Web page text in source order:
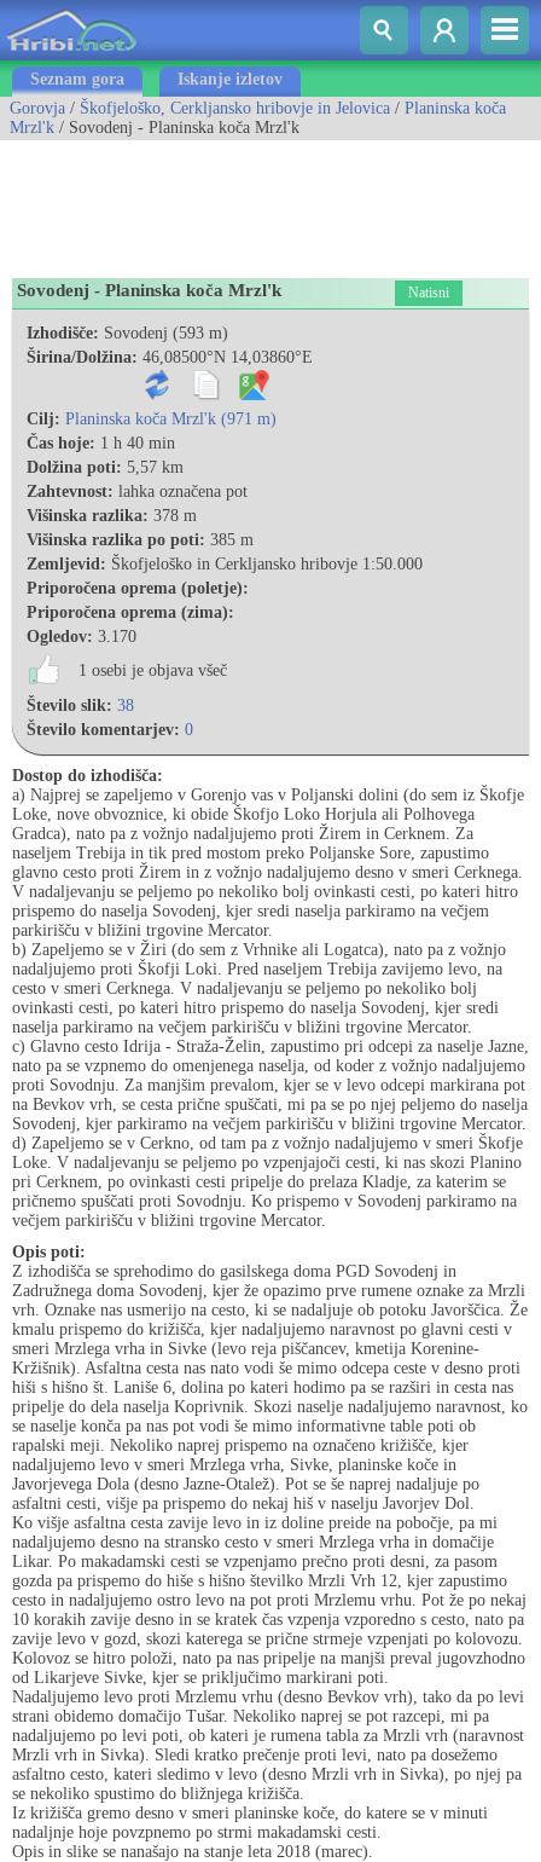
Seznam gora
Iskanje izletov
Gorovja / Škofjeloško, Cerkljansko hribovje in Jelovica / Planinska koča
Mrzl'k / Sovodenj - Planinska koča Mrzl'k
Sovodenj - Planinska koča Mrzl'k Natisni
Izhodišče: Sovodenj (593 m)
Širina/Dolžina: 46,08500°N 14,03860°E
Cilj: Planinska koča Mrzl'k (971 m)
Čas hoje: 1 h 40 min
Dolžina poti: 5,57 km
Zahtevnost: lahka označena pot
Višinska razlika: 378 m
Višinska razlika po poti: 385 m
Zemljevid: Škofjeloško in Cerkljansko hribovje 1:50.000
Priporočena oprema (poletje):
Priporočena oprema (zima):
Ogledov: 3.170
1 osebi je objava všeč
Število slik: 38
Število komentarjev: 0
Dostop do izhodišča:
a) Najprej se zapeljemo v Gorenjo vas v Poljanski dolini (do sem iz Škofje
Loke, nove obvoznice, ki obide Škofjo Loko Horjula ali Polhovega
Gradca), nato pa z vožnjo nadaljujemo proti Žirem in Cerknem. Za
naseljem Trebija in tik pred mostom preko Poljanske Sore, zapustimo
glavno cesto proti Žirem in z vožnjo nadaljujemo desno v smeri Cerknega.
V nadaljevanju se peljemo po nekoliko bolj ovinkasti cesti, po kateri hitro
prispemo do naselja Sovodenj, kjer sredi naselja parkiramo na večjem
parkirišču v bližini trgovine Mercator.
b) Zapeljemo se v Žiri (do sem z Vrhnike ali Logatca), nato pa z vožnjo
nadaljujemo proti Škofji Loki. Pred naseljem Trebija zavijemo levo, na
cesto v smeri Cerknega. V nadaljevanju se peljemo po nekoliko bolj
ovinkasti cesti, po kateri hitro prispemo do naselja Sovodenj, kjer sredi
naselja parkiramo na večjem parkirišču v bližini trgovine Mercator.
c) Glavno cesto Idrija - Straža-Želin, zapustimo pri odcepi za naselje Jazne,
nato pa se vzpnemo do omenjenega naselja, od koder z vožnjo nadaljujemo
proti Sovodnju. Za manjšim prevalom, kjer se v levo odcepi markirana pot
na Bevkov vrh, se cesta prične spuščati, mi pa se po njej peljemo do naselja
Sovodenj, kjer parkiramo na večjem parkirišču v bližini trgovine Mercator.
d) Zapeljemo se v Cerkno, od tam pa z vožnjo nadaljujemo v smeri Škofje
Loke. V nadaljevanju se peljemo po vzpenjajoči cesti, ki nas skozi Planino
pri Cerknem, po ovinkasti cesti pripelje do prelaza Kladje, za katerim se
pričnemo spuščati proti Sovodnju. Ko prispemo v Sovodenj parkiramo na
večjem parkirišču v bližini trgovine Mercator.
Opis poti:
Z izhodišča se sprehodimo do gasilskega doma PGD Sovodenj in
Zadružnega doma Sovodenj, kjer že opazimo prve rumene oznake za Mrzli
vrh. Oznake nas usmerijo na cesto, ki se nadaljuje ob potoku Javorščica. Že
kmalu prispemo do križišča, kjer nadaljujemo naravnost po glavni cesti v
smeri Mrzlega vrha in Sivke (levo reja piščancev, kmetija Korenine-
Kržišnik). Asfaltna cesta nas nato vodi še mimo odcepa ceste v desno proti
hiši s hišno št. Laniše 6, dolina po kateri hodimo pa se razširi in cesta nas
pripelje do dela naselja Koprivnik. Skozi naselje nadaljujemo naravnost, ko
se naselje konča pa nas pot vodi še mimo informativne table poti ob
rapalski meji. Nekoliko naprej prispemo na označeno križišče, kjer
nadaljujemo levo v smeri Mrzlega vrha, Sivke, planinske koče in
Javorjevega Dola (desno Jazne-Otalež). Pot se še naprej nadaljuje po
asfaltni cesti, višje pa prispemo do nekaj hiš v naselju Javorjev Dol.
Ko višje asfaltna cesta zavije levo in iz doline preide na pobočje, pa mi
nadaljujemo desno na stransko cesto v smeri Mrzlega vrha in domačije
Likar. Po makadamski cesti se vzpenjamo prečno proti desni, za pasom
gozda pa prispemo do hiše s hišno številko Mrzli Vrh 12, kjer zapustimo
cesto in nadaljujemo ostro levo na pot proti Mrzlemu vrhu. Pot že po nekaj
10 korakih zavije desno in se kratek čas vzpenja vzporedno s cesto, nato pa
zavije levo v gozd, skozi katerega se prične strmeje vzpenjati po kolovozu.
Kolovoz se hitro položi, nato pa nas pripelje na manjši preval jugovzhodno
od Likarjeve Sivke, kjer se priključimo markirani poti.
Nadaljujemo levo proti Mrzlemu vrhu (desno Bevkov vrh), tako da po levi
strani obidemo domačijo Tušar. Nekoliko naprej se pot razcepi, mi pa
nadaljujemo po levi poti, ob kateri je rumena tabla za Mrzli vrh (naravnost
Mrzli vrh in Sivka). Sledi kratko prečenje proti levi, nato pa dosežemo
asfaltno cesto, kateri sledimo v levo (desno Mrzli vrh in Sivka), po njej pa
se nekoliko spustimo do bližnjega križišča.
Iz križišča gremo desno v smeri planinske koče, do katere se v minuti
nadaljnje hoje povzpnemo po strmi makadamski cesti.
Opis in slike se nanašajo na stanje leta 2018 (marec).